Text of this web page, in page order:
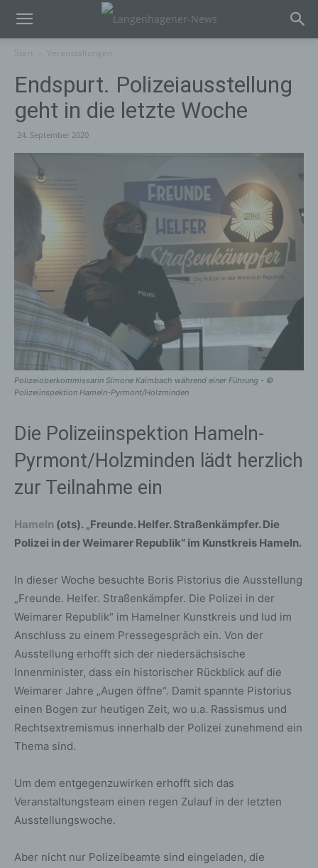
Endspurt. Polizeiausstellung
geht in die letzte Woche
24. September 2020
Polizeioberkommissarin Simone Kalmbach während einer Führung - ©
Polizeiinspektion Hameln-Pyrmont/Holzminden
Die Polizeiinspektion Hameln-
Pyrmont/Holzminden lädt herzlich
zur Teilnahme ein
Hameln (ots). „Freunde. Helfer. Straßenkämpfer. Die
Polizei in der Weimarer Republik“ im Kunstkreis Hameln.
In dieser Woche besuchte Boris Pistorius die Ausstellung
„Freunde. Helfer. Straßenkämpfer. Die Polizei in der
Weimarer Republik“ im Hamelner Kunstkreis und lud im
Anschluss zu einem Pressegespräch ein. Von der
Ausstellung erhofft sich der niedersächsische
Innenminister, dass ein historischer Rückblick auf die
Weimarer Jahre „Augen öffne“. Damit spannte Pistorius
einen Bogen zur heutigen Zeit, wo u.a. Rassismus und
Rechtsextremismus innerhalb der Polizei zunehmend ein
Thema sind.
Um dem entgegenzuwirken erhofft sich das
Veranstaltungsteam einen regen Zulauf in der letzten
Ausstellungswoche.
Aber nicht nur Polizeibeamte sind eingeladen, die